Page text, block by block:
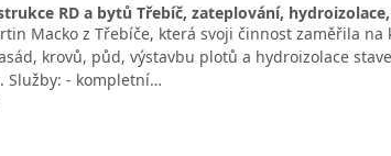
RD a bytů Třebíč, zateplování,
Macko z Třebíče, která svoji činnost zaměřila
krovů, půd, výstavbu plotů a hydroizolace
Služby: - kompletní…